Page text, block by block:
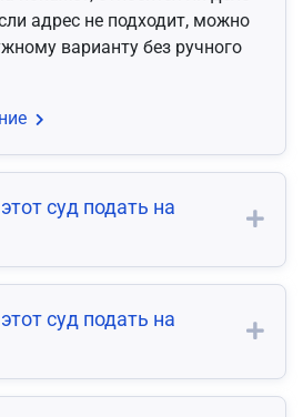
адрес не подходит, можно
варианту без ручного
суд подать на
суд подать на